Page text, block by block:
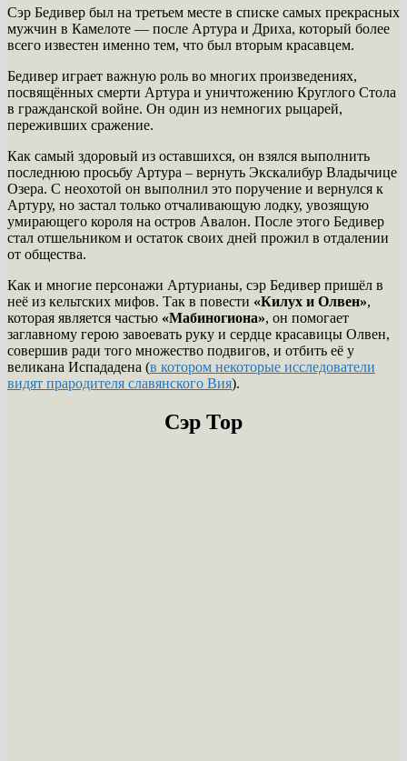
Сэр Бедивер был на третьем месте в списке самых прекрасных
мужчин в Камелоте — после Артура и Дриха, который более
всего известен именно тем, что был вторым красавцем.
Бедивер играет важную роль во многих произведениях,
посвящённых смерти Артура и уничтожению Круглого Стола
в гражданской войне. Он один из немногих рыцарей,
переживших сражение.
Как самый здоровый из оставшихся, он взялся выполнить
последнюю просьбу Артура – вернуть Экскалибур Владычице
Озера. С неохотой он выполнил это поручение и вернулся к
Артуру, но застал только отчаливающую лодку, увозящую
умирающего короля на остров Авалон. После этого Бедивер
стал отшельником и остаток своих дней прожил в отдалении
от общества.
Как и многие персонажи Артурианы, сэр Бедивер пришёл в
неё из кельтских мифов. Так в повести «Килух и Олвен»,
которая является частью «Мабиногиона», он помогает
заглавному герою завоевать руку и сердце красавицы Олвен,
совершив ради того множество подвигов, и отбить её у
великана Испададена (в котором некоторые исследователи
видят прародителя славянского Вия).
Сэр Тор